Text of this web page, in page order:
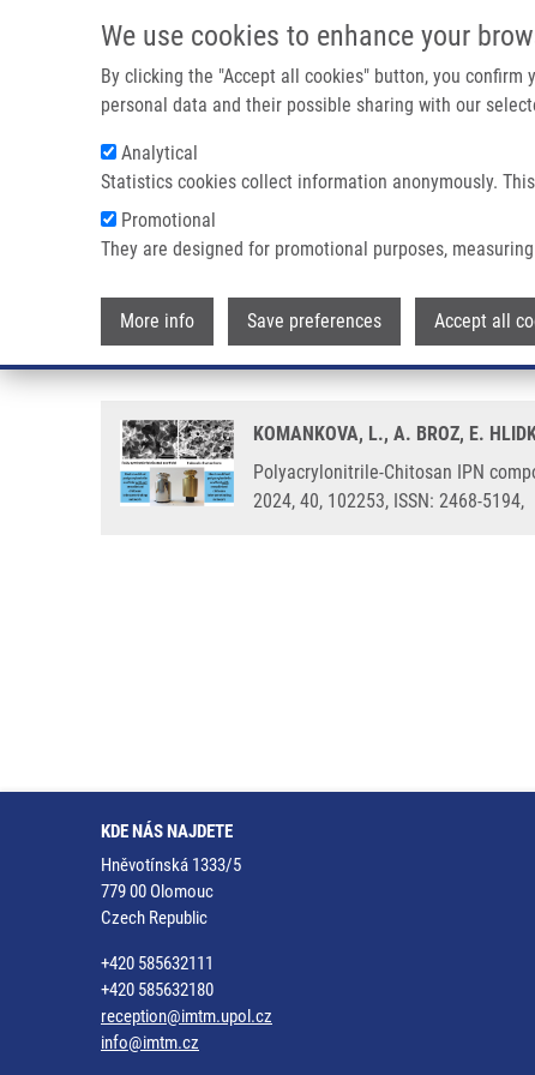
We use cookies to enhance your
By clicking the "Accept all cookies" button, you
personal data and their possible sharing with our
Analytical
Statistics cookies collect information anonymously.
Promotional
They are designed for promotional purposes,
More info Save preferences Accept all
Drobečková navigace
Domů Polyacrylonitrile-Chitosan IPN Composite Scaffolds
Polyacrylonitrile-Chitosan IPN
structure for tissue engineering
KOMANKOVA, L., A. BROZ, E.
Polyacrylonitrile-Chitosan IPN
2024, 40, 102253, ISSN: 2468-5194,
KDE NÁS NAJDETE
Hněvotínská 1333/5
779 00 Olomouc
Czech Republic
+420 585632111
+420 585632180
reception@imtm.upol.cz
info@imtm.cz